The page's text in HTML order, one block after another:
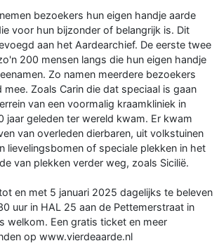
nemen bezoekers hun eigen handje aarde
voor hun bijzonder of belangrijk is. Dit
aan het Aardearchief. De eerste twee
200 mensen langs die hun eigen handje
Zo namen meerdere bezoekers
Zoals Carin die dat speciaal is gaan
van een voormalig kraamkliniek in
jaar geleden ter wereld kwam. Er kwam
van overleden dierbaren, uit volkstuinen
lievelingsbomen of speciale plekken in het
van plekken verder weg, zoals Sicilië.
en met 5 januari 2025 dagelijks te beleven
uur in HAL 25 aan de Pettemerstraat in
welkom. Een gratis ticket en meer
op www.vierdeaarde.nl